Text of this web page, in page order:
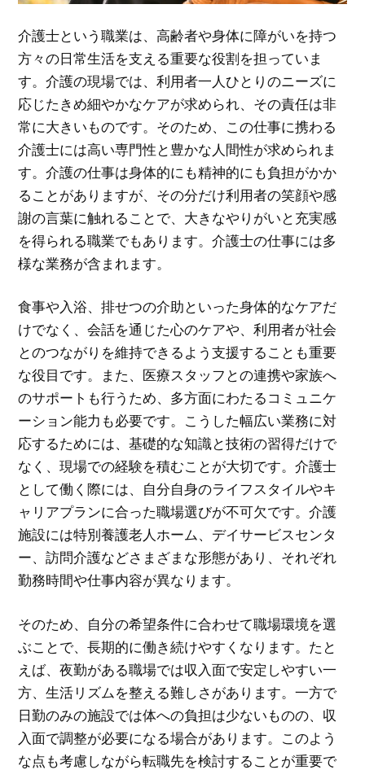
介護士という職業は、高齢者や身体に障がいを持つ
方々の日常生活を支える重要な役割を担っていま
す。介護の現場では、利用者一人ひとりのニーズに
応じたきめ細やかなケアが求められ、その責任は非
常に大きいものです。そのため、この仕事に携わる
介護士には高い専門性と豊かな人間性が求められま
す。介護の仕事は身体的にも精神的にも負担がかか
ることがありますが、その分だけ利用者の笑顔や感
謝の言葉に触れることで、大きなやりがいと充実感
を得られる職業でもあります。介護士の仕事には多
様な業務が含まれます。
食事や入浴、排せつの介助といった身体的なケアだ
けでなく、会話を通じた心のケアや、利用者が社会
とのつながりを維持できるよう支援することも重要
な役目です。また、医療スタッフとの連携や家族へ
のサポートも行うため、多方面にわたるコミュニケ
ーション能力も必要です。こうした幅広い業務に対
応するためには、基礎的な知識と技術の習得だけで
なく、現場での経験を積むことが大切です。介護士
として働く際には、自分自身のライフスタイルやキ
ャリアプランに合った職場選びが不可欠です。介護
施設には特別養護老人ホーム、デイサービスセンタ
ー、訪問介護などさまざまな形態があり、それぞれ
勤務時間や仕事内容が異なります。
そのため、自分の希望条件に合わせて職場環境を選
ぶことで、長期的に働き続けやすくなります。たと
えば、夜勤がある職場では収入面で安定しやすい一
方、生活リズムを整える難しさがあります。一方で
日勤のみの施設では体への負担は少ないものの、収
入面で調整が必要になる場合があります。このよう
な点も考慮しながら転職先を検討することが重要で